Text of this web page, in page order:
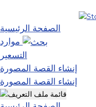
الصفحة الرئيسية
موارد
التسعير
إنشاء القصة المصورة
إنشاء القصة المصورة